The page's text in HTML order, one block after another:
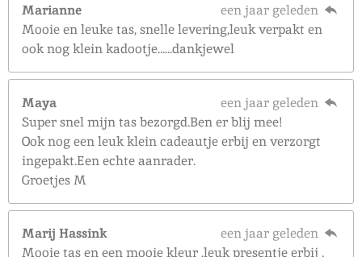
Marianne
een jaar geleden
Mooie en leuke tas, snelle levering,leuk verpakt en
ook nog klein kadootje......dankjewel
Maya
een jaar geleden
Super snel mijn tas bezorgd.Ben er blij mee!
Ook nog een leuk klein cadeautje erbij en verzorgt
ingepakt.Een echte aanrader.
Groetjes M
Marij Hassink
een jaar geleden
Mooie tas en een mooie kleur ,leuk presentje erbij .